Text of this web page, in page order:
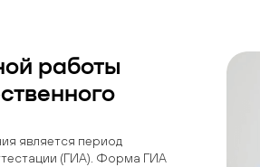
работы
является период
(ГИА). Форма ГИА